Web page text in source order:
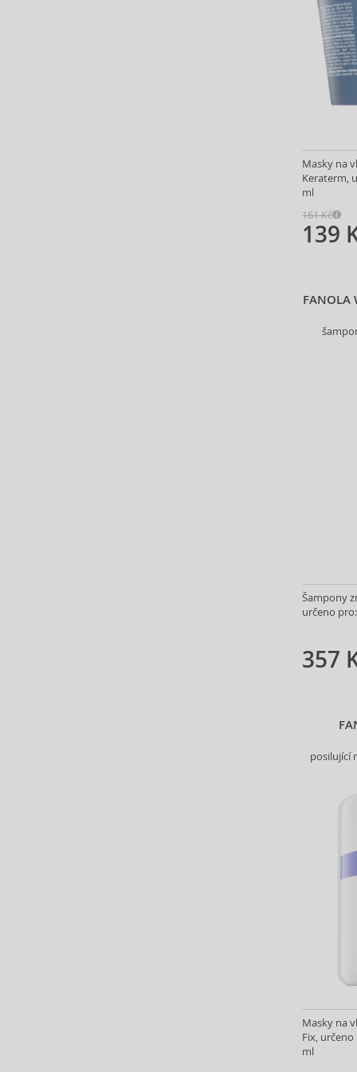
Masky na
Keraterm,
ml
161 Kč
139
FANOLA
Šampony
určeno
357
posilující
Masky na
Fix,
ml